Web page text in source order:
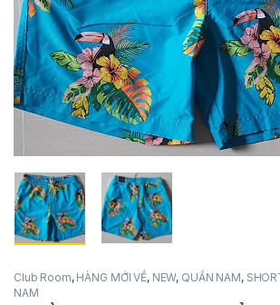
Club Room, HÀNG MỚI VỀ, NEW, QUẦN NAM,
NAM